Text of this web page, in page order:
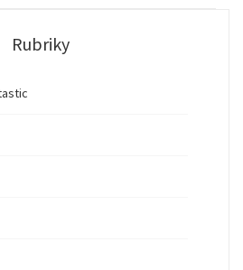
Rubriky